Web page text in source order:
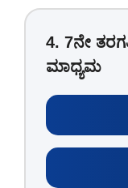
4. 7ನೇ
ಮಾಧ್ಯಮ